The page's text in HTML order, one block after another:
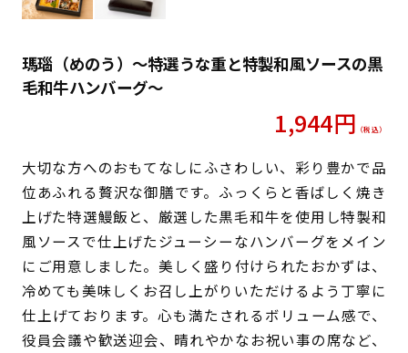
瑪瑙（めのう）〜特選うな重と特製和風ソースの黒
毛和牛ハンバーグ〜
1,944円 （税込）
大切な方へのおもてなしにふさわしい、彩り豊かで品
位あふれる贅沢な御膳です。ふっくらと香ばしく焼き
上げた特選鰻飯と、厳選した黒毛和牛を使用し特製和
風ソースで仕上げたジューシーなハンバーグをメイン
にご用意しました。美しく盛り付けられたおかずは、
冷めても美味しくお召し上がりいただけるよう丁寧に
仕上げております。心も満たされるボリューム感で、
役員会議や歓送迎会、晴れやかなお祝い事の席など、